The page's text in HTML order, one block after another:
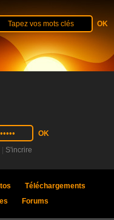
S'incrire
Téléchargements
Forums